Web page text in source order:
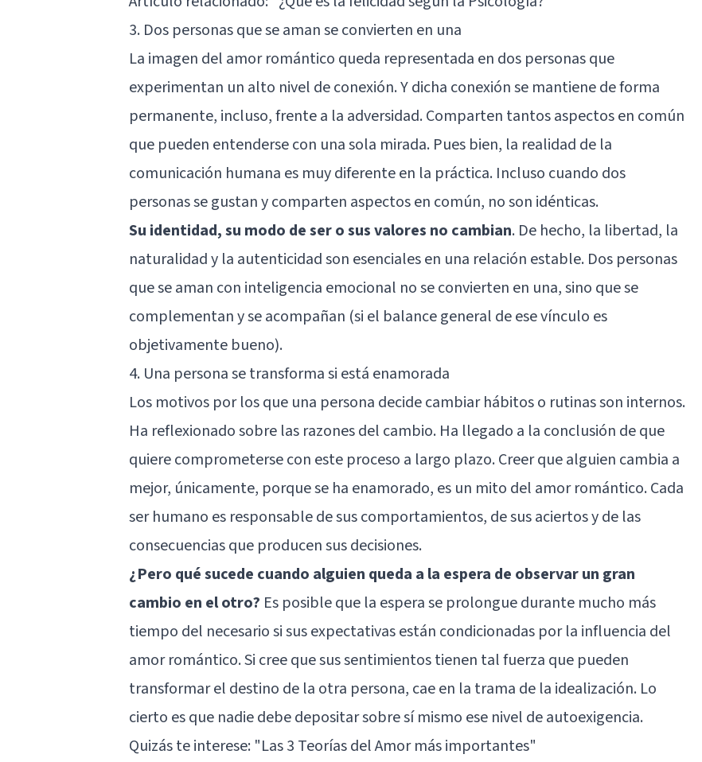
3. Dos personas que se aman se convierten en una
La imagen del amor romántico queda representada en dos personas que
experimentan un alto nivel de conexión. Y dicha conexión se mantiene de forma
permanente, incluso, frente a la adversidad. Comparten tantos aspectos en común
que pueden entenderse con una sola mirada. Pues bien, la realidad de la
comunicación humana es muy diferente en la práctica. Incluso cuando dos
personas se gustan y comparten aspectos en común, no son idénticas.
Su identidad, su modo de ser o sus valores no cambian. De hecho, la libertad, la
naturalidad y la autenticidad son esenciales en una relación estable. Dos personas
que se aman con inteligencia emocional no se convierten en una, sino que se
complementan y se acompañan (si el balance general de ese vínculo es
objetivamente bueno).
4. Una persona se transforma si está enamorada
Los motivos por los que una persona decide cambiar hábitos o rutinas son internos.
Ha reflexionado sobre las razones del cambio. Ha llegado a la conclusión de que
quiere comprometerse con este proceso a largo plazo. Creer que alguien cambia a
mejor, únicamente, porque se ha enamorado, es un mito del amor romántico. Cada
ser humano es responsable de sus comportamientos, de sus aciertos y de las
consecuencias que producen sus decisiones.
¿Pero qué sucede cuando alguien queda a la espera de observar un gran
cambio en el otro? Es posible que la espera se prolongue durante mucho más
tiempo del necesario si sus expectativas están condicionadas por la influencia del
amor romántico. Si cree que sus sentimientos tienen tal fuerza que pueden
transformar el destino de la otra persona, cae en la trama de la idealización. Lo
cierto es que nadie debe depositar sobre sí mismo ese nivel de autoexigencia.
Quizás te interese: "Las 3 Teorías del Amor más importantes"